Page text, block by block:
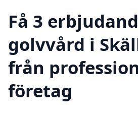
Få 3
golvvård i
från
företag